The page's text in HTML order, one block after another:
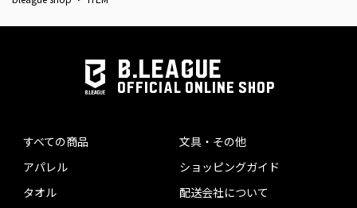
B.LEAGUE
OFFICIAL ONLINE SHOP
すべての商品
アパレル
タオル
文具・その他
ショッピングガイド
配送会社について